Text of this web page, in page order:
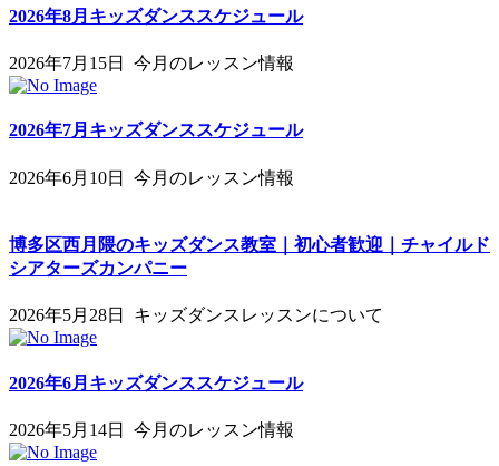
2026年8月キッズダンススケジュール
2026年7月15日 今月のレッスン情報
2026年7月キッズダンススケジュール
2026年6月10日 今月のレッスン情報
博多区西月隈のキッズダンス教室｜初心者歓迎｜チャイルド
シアターズカンパニー
2026年5月28日 キッズダンスレッスンについて
2026年6月キッズダンススケジュール
2026年5月14日 今月のレッスン情報